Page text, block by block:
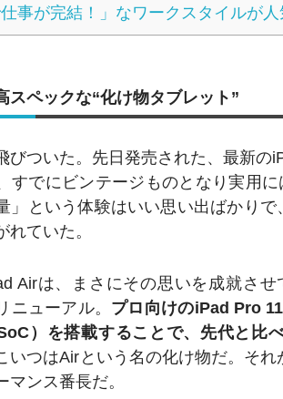
仕事が完結！」なワークスタイルが人
スペックな“化け物タブレット”
ついた。先日発売された、最新の
すでにビンテージものとなり実用
」という体験はいい思い出ばかりで
れていた。
Airは、まさにその思いを成就さ
ニューアル。 プロ向けのiPad Pro
）を搭載することで、先代と比
いつはAirという名の化け物だ。そ
マンス番長だ。